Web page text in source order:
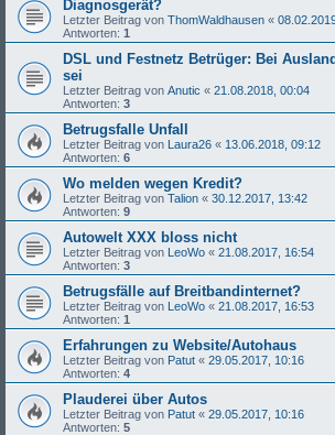
Diagnosgerät?
Letzter Beitrag von ThomWaldhausen «
Antworten: 1
DSL und Festnetz Betrüger: Bei
sei
Letzter Beitrag von Anutic « 21.08.2018, 00:04
Antworten: 3
Betrugsfalle Unfall
Letzter Beitrag von Laura26 « 13.06.2018, 09:12
Antworten: 6
Wo melden wegen Kredit?
Letzter Beitrag von Talion « 30.12.2017, 13:42
Antworten: 9
Autowelt XXX bloss nicht
Letzter Beitrag von LeoWo « 21.08.2017, 16:54
Antworten: 3
Betrugsfälle auf Breitbandinternet?
Letzter Beitrag von LeoWo « 21.08.2017, 16:53
Antworten: 1
Erfahrungen zu Website/Autohaus
Letzter Beitrag von Patut « 29.05.2017, 10:16
Antworten: 4
Plauderei über Autos
Letzter Beitrag von Patut « 29.05.2017, 10:16
Antworten: 5